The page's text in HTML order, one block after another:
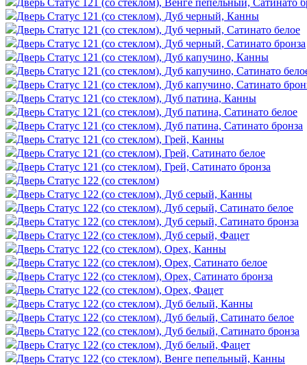
Дверь Статус 121 (со стеклом), Дуб черный, Канны
Дверь Статус 121 (со стеклом), Дуб черный, Сатинато белое
Дверь Статус 121 (со стеклом), Дуб черный, Сатинато бронза
Дверь Статус 121 (со стеклом), Дуб капучино, Канны
Дверь Статус 121 (со стеклом), Дуб капучино, Сатинато
Дверь Статус 121 (со стеклом), Дуб капучино, Сатинато
Дверь Статус 121 (со стеклом), Дуб патина, Канны
Дверь Статус 121 (со стеклом), Дуб патина, Сатинато белое
Дверь Статус 121 (со стеклом), Дуб патина, Сатинато бронза
Дверь Статус 121 (со стеклом), Грей, Канны
Дверь Статус 121 (со стеклом), Грей, Сатинато белое
Дверь Статус 121 (со стеклом), Грей, Сатинато бронза
Дверь Статус 122 (со стеклом)
Дверь Статус 122 (со стеклом), Дуб серый, Канны
Дверь Статус 122 (со стеклом), Дуб серый, Сатинато белое
Дверь Статус 122 (со стеклом), Дуб серый, Сатинато бронза
Дверь Статус 122 (со стеклом), Дуб серый, Фацет
Дверь Статус 122 (со стеклом), Орех, Канны
Дверь Статус 122 (со стеклом), Орех, Сатинато белое
Дверь Статус 122 (со стеклом), Орех, Сатинато бронза
Дверь Статус 122 (со стеклом), Орех, Фацет
Дверь Статус 122 (со стеклом), Дуб белый, Канны
Дверь Статус 122 (со стеклом), Дуб белый, Сатинато белое
Дверь Статус 122 (со стеклом), Дуб белый, Сатинато бронза
Дверь Статус 122 (со стеклом), Дуб белый, Фацет
Дверь Статус 122 (со стеклом), Венге пепельный, Канны